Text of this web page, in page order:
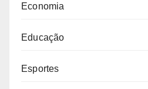
Economia
Educação
Esportes